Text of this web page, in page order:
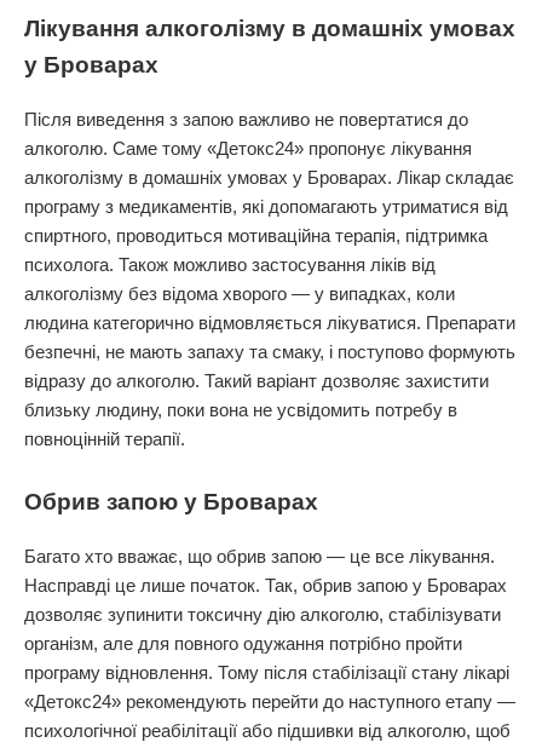
Лікування алкоголізму в домашніх умовах
у Броварах
Після виведення з запою важливо не повертатися до
алкоголю. Саме тому «Детокс24» пропонує лікування
алкоголізму в домашніх умовах у Броварах. Лікар складає
програму з медикаментів, які допомагають утриматися від
спиртного, проводиться мотиваційна терапія, підтримка
психолога. Також можливо застосування ліків від
алкоголізму без відома хворого — у випадках, коли
людина категорично відмовляється лікуватися. Препарати
безпечні, не мають запаху та смаку, і поступово формують
відразу до алкоголю. Такий варіант дозволяє захистити
близьку людину, поки вона не усвідомить потребу в
повноцінній терапії.
Обрив запою у Броварах
Багато хто вважає, що обрив запою — це все лікування.
Насправді це лише початок. Так, обрив запою у Броварах
дозволяє зупинити токсичну дію алкоголю, стабілізувати
організм, але для повного одужання потрібно пройти
програму відновлення. Тому після стабілізації стану лікарі
«Детокс24» рекомендують перейти до наступного етапу —
психологічної реабілітації або підшивки від алкоголю, щоб